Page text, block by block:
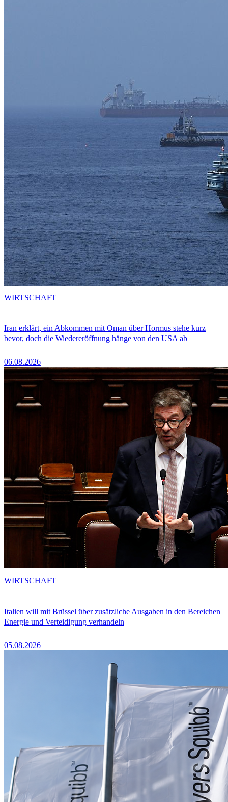
Iran erklärt, ein Abkommen mit Oman über Hormus stehe kurz
bevor, doch die Wiedereröffnung hänge von den USA ab
06.08.2026
WIRTSCHAFT
Italien will mit Brüssel über zusätzliche Ausgaben in den Bereichen
Energie und Verteidigung verhandeln
05.08.2026
WIRTSCHAFT